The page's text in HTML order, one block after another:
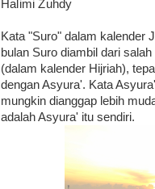
Halimi Zuhdy
Kata "Suro" dalam kalender
bulan Suro diambil dari
(dalam kalender Hijriah),
dengan Asyura'. Kata
mungkin dianggap lebih
adalah Asyura' itu sendiri.